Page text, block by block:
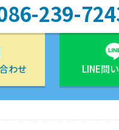
239-
わせ LINE問